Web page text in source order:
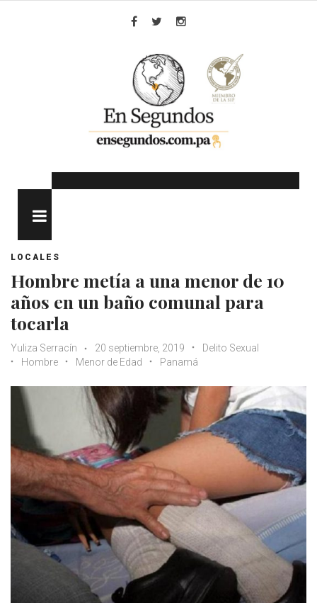
LOCALES
Hombre metía a una menor de 10
años en un baño comunal para
tocarla
Yuliza Serracín 20 septiembre, 2019
Delito Sexual
Hombre
Menor de Edad Panamá